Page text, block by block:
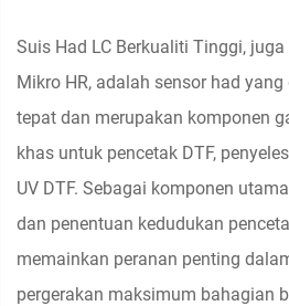
Suis Had LC Berkualiti Tinggi,
Mikro HR, adalah sensor had
tepat dan merupakan komponen
khas untuk pencetak DTF,
UV DTF. Sebagai komponen
dan penentuan kedudukan
memainkan peranan penting
pergerakan maksimum bahagian